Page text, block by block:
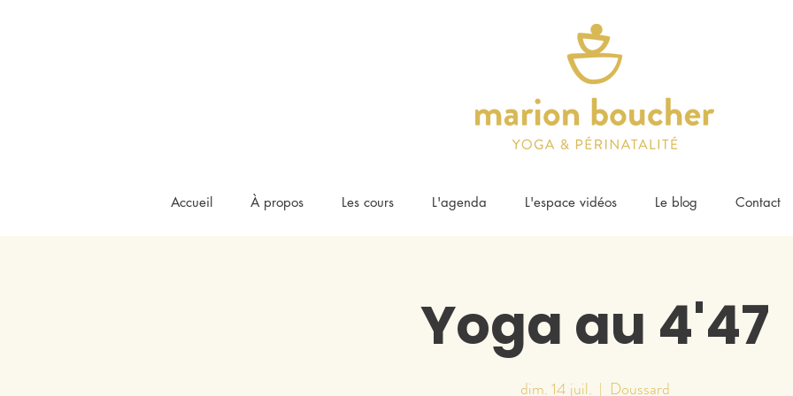
Accueil À propos Les cours L'agenda L'espace vidéos Le blog Contact
Yoga au 4'47
dim. 14 juil.
  |
Doussard